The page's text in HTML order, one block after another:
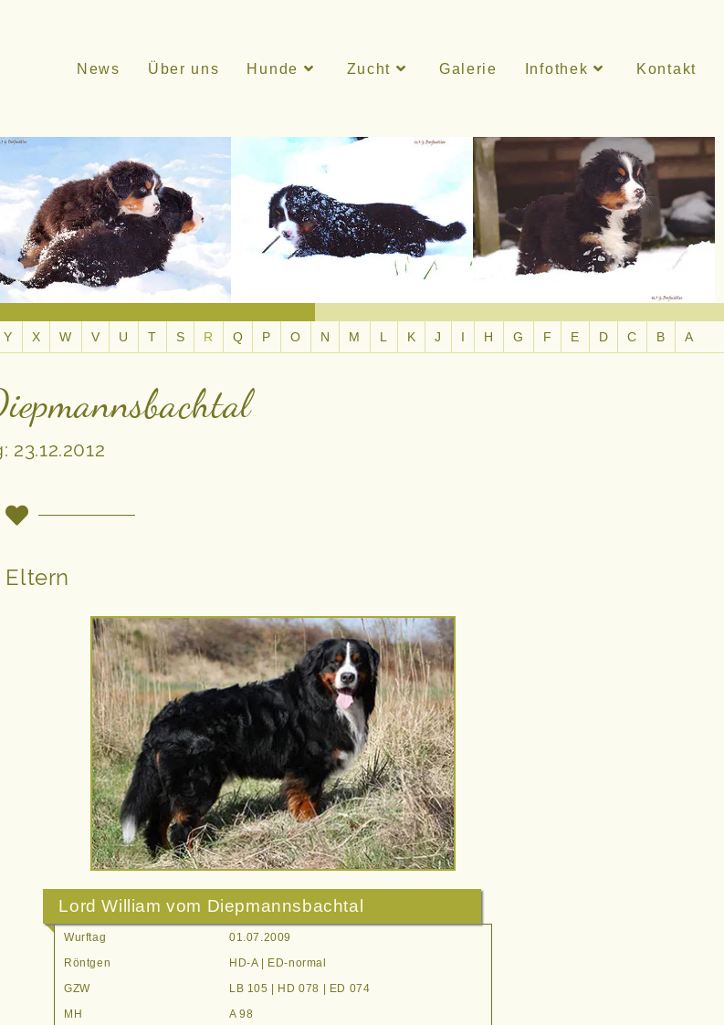
News Über uns Hunde Zucht Galerie Infothek Kontakt
Y X W V U T S R Q P O N M L K J I H G F E D C B A
23.12.2012
Eltern
Lord William vom Diepmannsbachtal
Wurftag
01.07.2009
Röntgen
HD-A | ED-normal
GZW
LB 105 | HD 078 | ED 074
MH
A 98